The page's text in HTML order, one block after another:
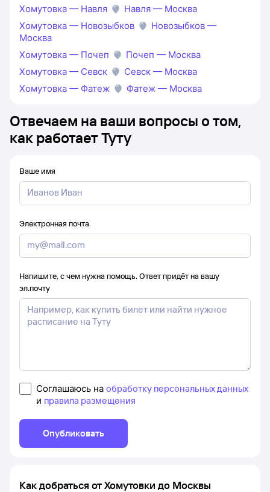
Хомутовка — Навля
Навля — Москва
Хомутовка — Новозыбков
Новозыбков —
Москва
Хомутовка — Почеп
Почеп — Москва
Хомутовка — Севск
Севск — Москва
Хомутовка — Фатеж
Фатеж — Москва
Отвечаем на ваши вопросы о том,
как работает Туту
Ваше имя
Электронная почта
Напишите, с чем нужна помощь. Ответ придёт на вашу
эл.почту
Соглашаюсь на обработку персональных данных
и правила размещения
Опубликовать
Как добраться от Хомутовки до Москвы